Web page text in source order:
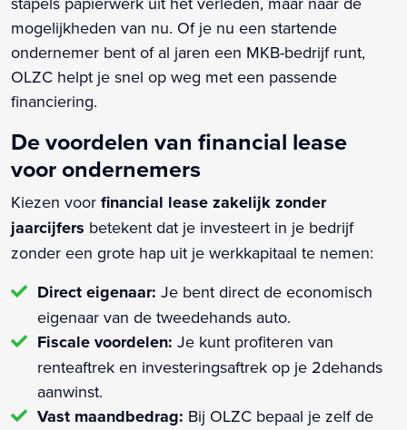
mogelijkheden van nu. Of je nu een startende
ondernemer bent of al jaren een MKB-bedrijf runt,
OLZC helpt je snel op weg met een passende
financiering.
De voordelen van financial lease
voor ondernemers
Kiezen voor financial lease zakelijk zonder
jaarcijfers betekent dat je investeert in je bedrijf
zonder een grote hap uit je werkkapitaal te nemen:
Direct eigenaar: Je bent direct de economisch
eigenaar van de tweedehands auto.
Fiscale voordelen: Je kunt profiteren van
renteaftrek en investeringsaftrek op je 2dehands
aanwinst.
Vast maandbedrag: Bij OLZC bepaal je zelf de